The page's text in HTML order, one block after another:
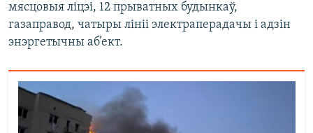
мясцовыя ліцэі, 12 прыватных будынкаў,
газаправод, чатыры лініі электраперадачы і адзін
энэргетычны аб’ект.